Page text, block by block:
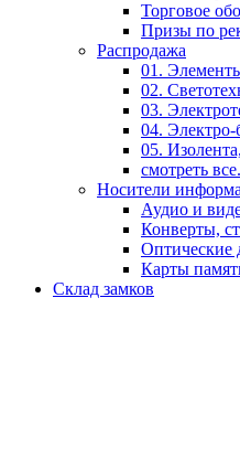
Торговое
Призы по
Распродажа
01.
02.
03.
04.
05.
смотреть
Носители
Аудио и
Конверты,
Оптические
Карты
Склад замков